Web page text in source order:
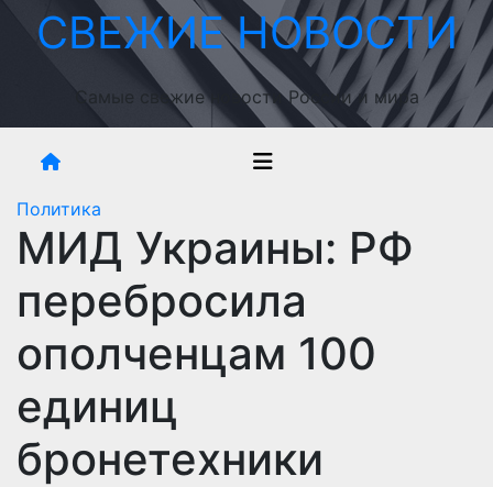
ПерейтиСВЕЖИЕ НОВОСТИ
Самые свежие новости России и мира
Политика
МИД Украины: РФ
перебросила
ополченцам 100
единиц
бронетехники